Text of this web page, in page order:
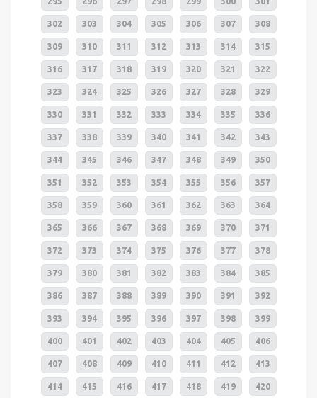
302 303 304 305 306 307 308
309 310 311 312 313 314 315
316 317 318 319 320 321 322
323 324 325 326 327 328 329
330 331 332 333 334 335 336
337 338 339 340 341 342 343
344 345 346 347 348 349 350
351 352 353 354 355 356 357
358 359 360 361 362 363 364
365 366 367 368 369 370 371
372 373 374 375 376 377 378
379 380 381 382 383 384 385
386 387 388 389 390 391 392
393 394 395 396 397 398 399
400 401 402 403 404 405 406
407 408 409 410 411 412 413
414 415 416 417 418 419 420